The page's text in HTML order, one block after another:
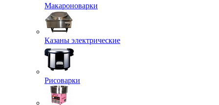
Макароноварки
Казаны электрические
Рисоварки